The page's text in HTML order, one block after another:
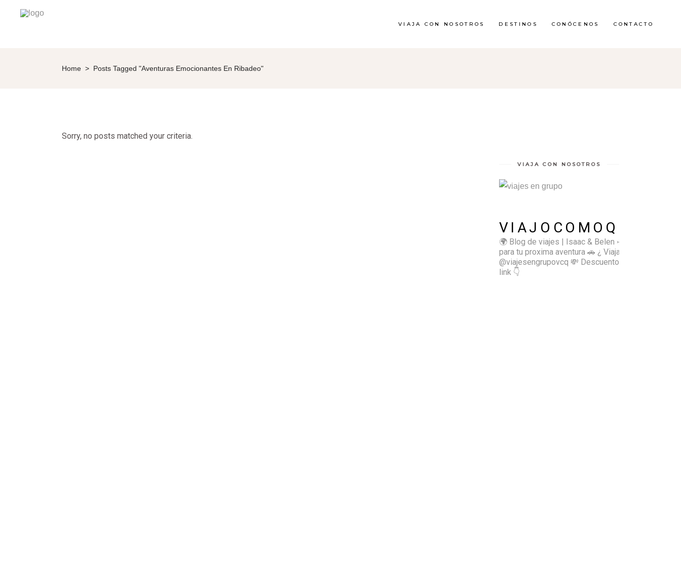
VIAJA CON NOSOTROS DESTINOS CONÓCENOS CONTACTO
Home > Posts Tagged "Aventuras Emocionantes En Ribadeo"
Sorry, no posts matched your criteria.
VIAJA CON NOSOTROS
VIAJOCOMOQUIERO
🌍 Blog de viajes | Isaac & Belen ✈️ Inspírate
para tu proxima aventura 🚗 ¿ Viajas sol@? 👉🏻
@viajesengrupovcq 💸 Descuentos y tips en el
link 👇